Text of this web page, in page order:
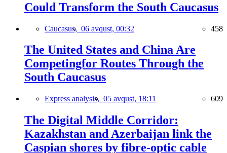
Could Transform the South Caucasus
Caucasus, 06 avqust, 00:32 458
The United States and China Are
Competingfor Routes Through the
South Caucasus
Express analysis, 05 avqust, 18:11 609
The Digital Middle Corridor:
Kazakhstan and Azerbaijan link the
Caspian shores by fibre-optic cable